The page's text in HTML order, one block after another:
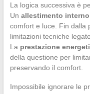
La logica successiva è
Un allestimento interno
comfort e luce. Fin dalla
limitazioni tecniche
La prestazione
della questione per
preservando il comfort.
Impossibile ignorare le